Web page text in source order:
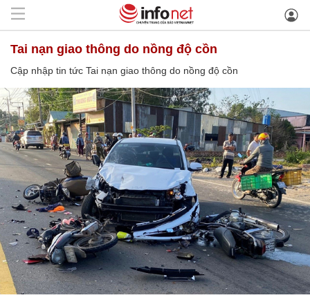
Tai nạn giao thông do nồng độ cồn
Cập nhập tin tức Tai nạn giao thông do nồng độ cồn